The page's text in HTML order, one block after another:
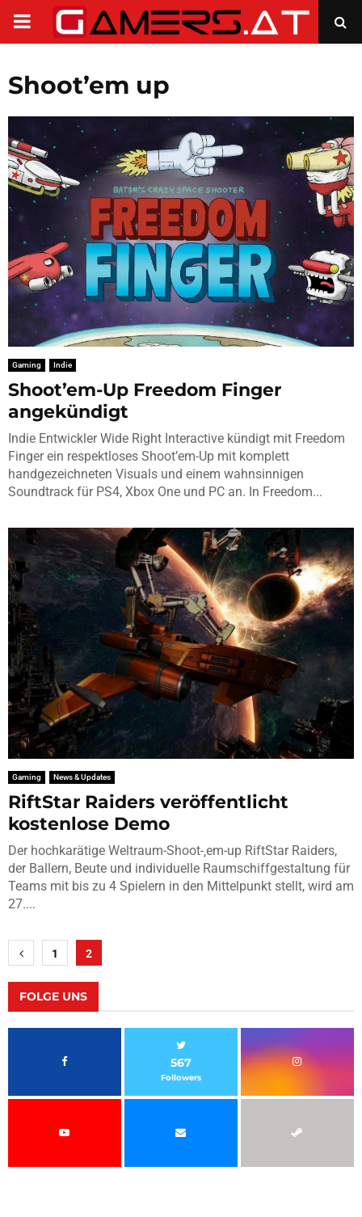
PRIMARY
Shoot’em up
Gaming Indie
Shoot’em-Up Freedom Finger
angekündigt
Indie Entwickler Wide Right Interactive kündigt mit Freedom
Finger ein respektloses Shoot’em-Up mit komplett
handgezeichneten Visuals und einem wahnsinnigen
Soundtrack für PS4, Xbox One und PC an. In Freedom...
Gaming News & Updates
RiftStar Raiders veröffentlicht
kostenlose Demo
Der hochkarätige Weltraum-Shoot-‚em-up RiftStar Raiders,
der Ballern, Beute und individuelle Raumschiffgestaltung für
Teams mit bis zu 4 Spielern in den Mittelpunkt stellt, wird am
27....
Seitennummerierung
der
Beiträge
1 2
FOLGE UNS
567
Followers